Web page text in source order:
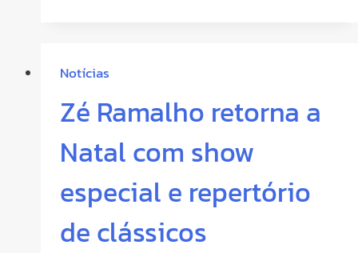
Notícias
Zé Ramalho retorna a
Natal com show
especial e repertório
de clássicos